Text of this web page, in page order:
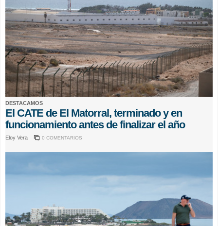
DESTACAMOS
El CATE de El Matorral, terminado y en
funcionamiento antes de finalizar el año
Eloy Vera 0 COMENTARIOS